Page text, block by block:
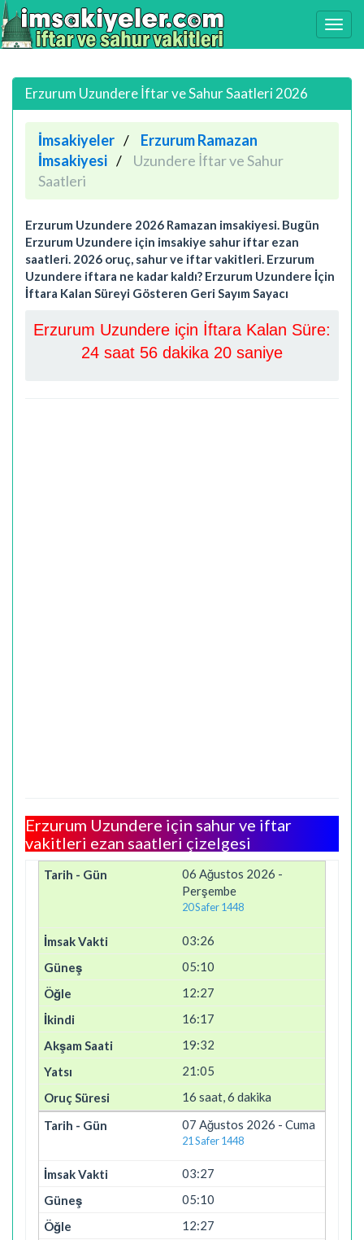
Erzurum Uzundere İftar ve Sahur Saatleri 2026
İmsakiyeler
Erzurum Ramazan
İmsakiyesi
Uzundere İftar ve Sahur
Saatleri
Erzurum Uzundere 2026 Ramazan imsakiyesi. Bugün
Erzurum Uzundere için imsakiye sahur iftar ezan
saatleri. 2026 oruç, sahur ve iftar vakitleri. Erzurum
Uzundere iftara ne kadar kaldı? Erzurum Uzundere İçin
İftara Kalan Süreyi Gösteren Geri Sayım Sayacı
Erzurum Uzundere için İftara Kalan Süre:
24 saat 56 dakika 20 saniye
Erzurum Uzundere için sahur ve iftar
vakitleri ezan saatleri çizelgesi
06 Ağustos 2026 -
Perşembe
20 Safer 1448
03:26
05:10
12:27
16:17
19:32
21:05
16 saat, 6 dakika
07 Ağustos 2026 - Cuma
21 Safer 1448
03:27
05:10
12:27